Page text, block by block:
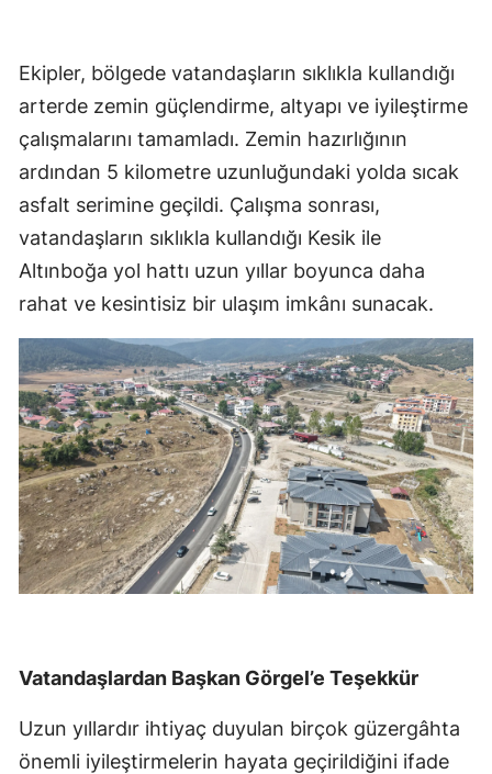
Ekipler, bölgede vatandaşların sıklıkla kullandığı
arterde zemin güçlendirme, altyapı ve iyileştirme
çalışmalarını tamamladı. Zemin hazırlığının
ardından 5 kilometre uzunluğundaki yolda sıcak
asfalt serimine geçildi. Çalışma sonrası,
vatandaşların sıklıkla kullandığı Kesik ile
Altınboğa yol hattı uzun yıllar boyunca daha
rahat ve kesintisiz bir ulaşım imkânı sunacak.
Vatandaşlardan Başkan Görgel’e Teşekkür
Uzun yıllardır ihtiyaç duyulan birçok güzergâhta
önemli iyileştirmelerin hayata geçirildiğini ifade